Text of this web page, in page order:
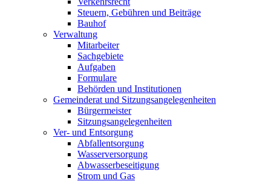
Steuern, Gebühren und Beiträge
Bauhof
Verwaltung
Mitarbeiter
Sachgebiete
Aufgaben
Formulare
Behörden und Institutionen
Gemeinderat und Sitzungsangelegenheiten
Bürgermeister
Sitzungsangelegenheiten
Ver- und Entsorgung
Abfallentsorgung
Wasserversorgung
Abwasserbeseitigung
Strom und Gas